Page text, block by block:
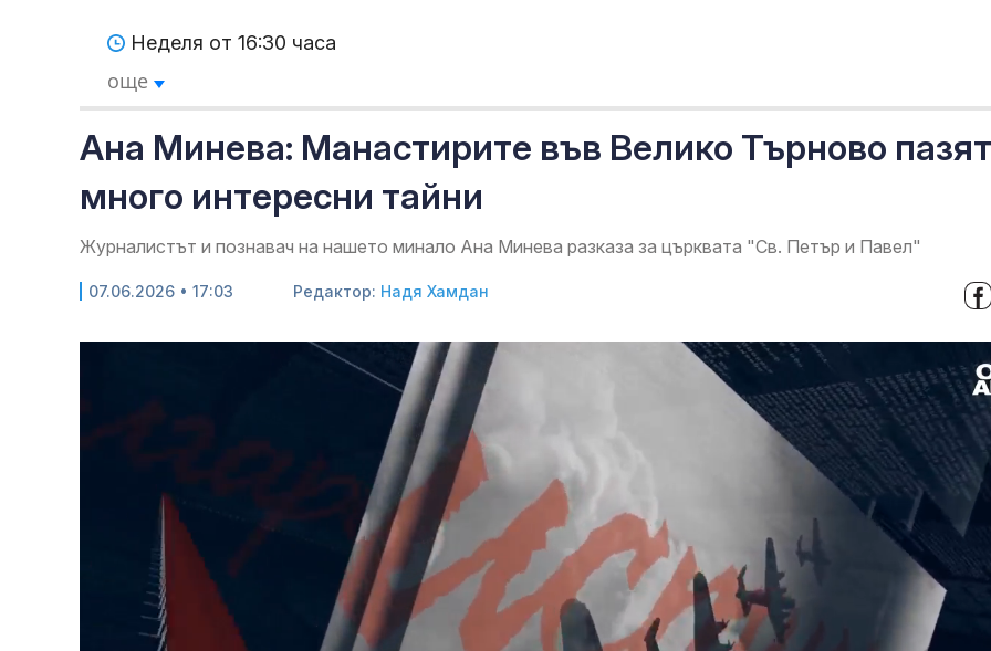
Неделя от 16:30 часа
още
Ана Минева: Манастирите във Велико Търново пазят
много интересни тайни
Журналистът и познавач на нашето минало Ана Минева разказа за църквата "Св. Петър и Павел"
07.06.2026 • 17:03 Редактор: Надя Хамдан